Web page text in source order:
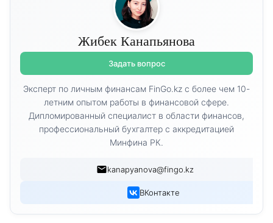
Жибек Канапьянова
Задать вопрос
Эксперт по личным финансам FinGo.kz с более чем 10-
летним опытом работы в финансовой сфере.
Дипломированный специалист в области финансов,
профессиональный бухгалтер с аккредитацией
Минфина РК.
kanapyanova@fingo.kz
ВКонтакте